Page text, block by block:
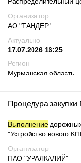
Организатор
АО "ТАНДЕР"
Актуально
17.07.2026 16:25
Регион
Мурманская область
Процедура
Выполнение
"Устройство нового
Организатор
ПАО "УРАЛКАЛИЙ"